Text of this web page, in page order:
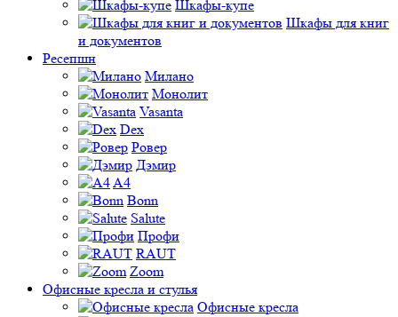
Шкафы-купе
Шкафы для книг
и документов
Ресепшн
Милано
Монолит
Vasanta
Dex
Ровер
Дэмир
A4
Bonn
Salute
Профи
RAUT
Zoom
Офисные кресла и стулья
Офисные кресла